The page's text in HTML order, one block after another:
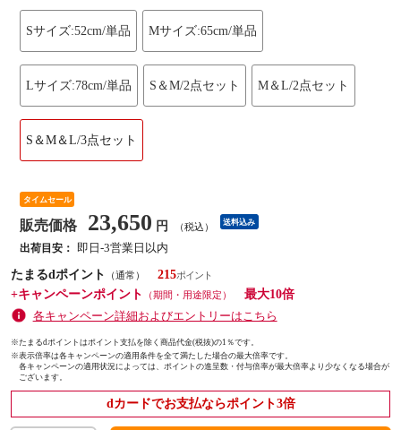
Sサイズ:52cm/単品 Mサイズ:65cm/単品
Lサイズ:78cm/単品 S＆M/2点セット M＆L/2点セット
S＆M＆L/3点セット
タイムセール
販売価格 23,650 円 （税込） 送料込み
出荷目安：
即日-3営業日以内
たまるdポイント
（通常）
215
+キャンペーンポイント
（期間・用途限定）
最大10倍
各キャンペーン詳細およびエントリーはこちら
※たまるdポイントはポイント支払を除く商品代金(税抜)の1％です。
※表示倍率は各キャンペーンの適用条件を全て満たした場合の最大倍率です。
各キャンペーンの適用状況によっては、ポイントの進呈数・付与倍率が最大倍率より少なくなる場合が
ございます。
dカードでお支払ならポイント3倍